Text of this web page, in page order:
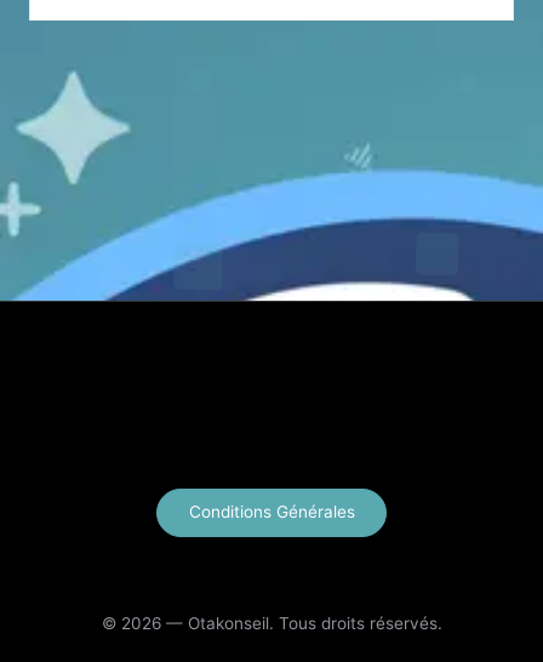
by
Conditions Générales
© 2026 — Otakonseil. Tous droits réservés.